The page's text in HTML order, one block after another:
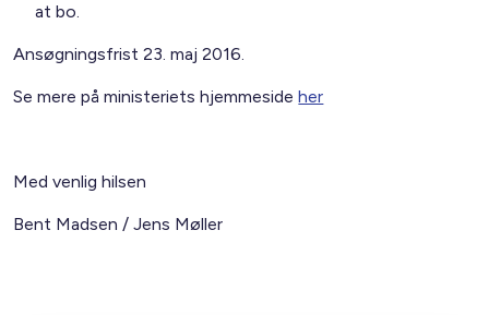
at bo.
Ansøgningsfrist 23. maj 2016.
Se mere på ministeriets hjemmesideher
Med venlig hilsen
Bent Madsen / Jens Møller